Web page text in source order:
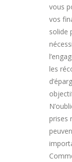
vous
vos
solide
les
prises